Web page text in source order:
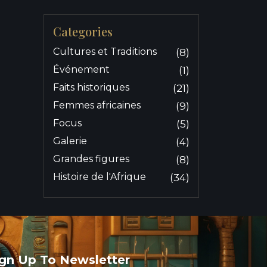
Categories
Cultures et Traditions (8)
Événement (1)
Faits historiques (21)
Femmes africaines (9)
Focus (5)
Galerie (4)
Grandes figures (8)
Histoire de l'Afrique (34)
Up To Newsletter